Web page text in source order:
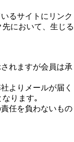
るサイトにリンク
において、生じる
れますが会員は承
よりメールが届く
ります｡
任を負わないもの